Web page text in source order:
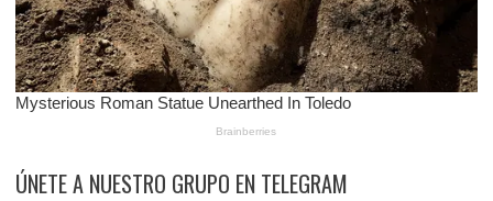
ÚNETE A NUESTRO GRUPO EN TELEGRAM